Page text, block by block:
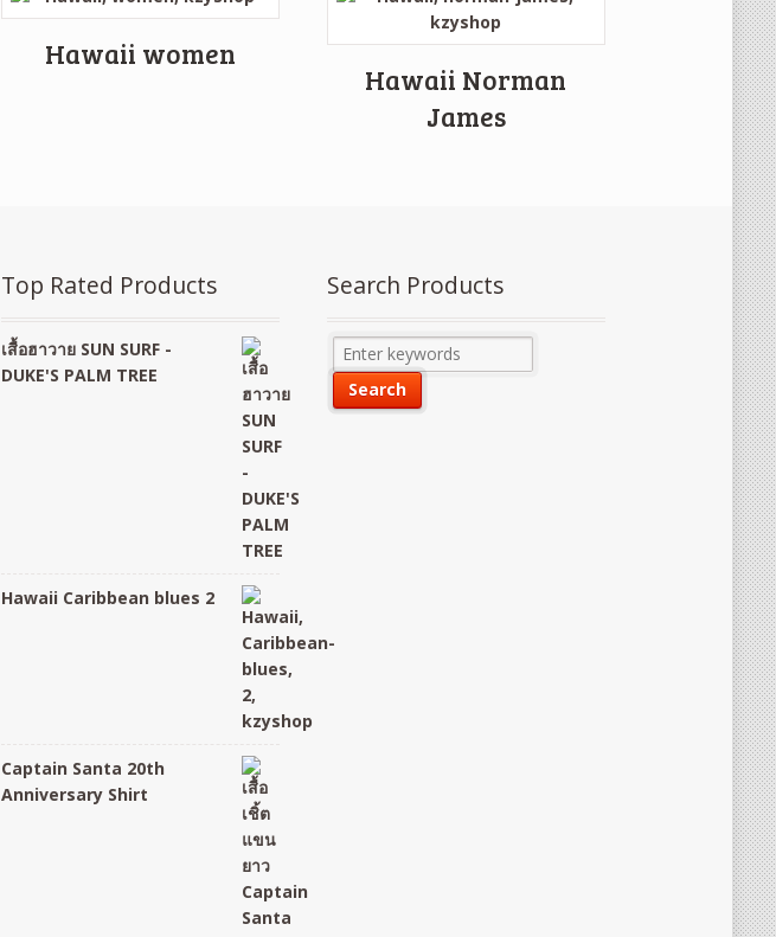
Hawaii women
Hawaii Norman
James
Top Rated Products
เสื้อฮาวาย SUN SURF -
DUKE'S PALM TREE
Hawaii Caribbean blues 2
Captain Santa 20th
Anniversary Shirt
Search Products